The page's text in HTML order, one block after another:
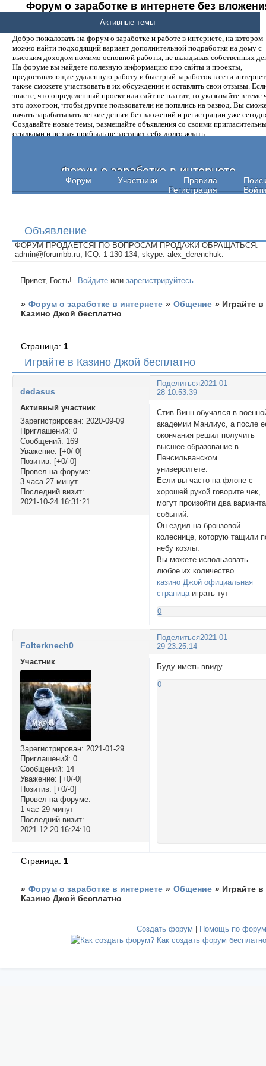
Форум о заработке в интернете без
денег.
Добро пожаловать на форум о заработке и работе в интернете, на котором
можно найти подходящий вариант дополнительной подработки на дому с
высоким доходом помимо основной работы, не вкладывая собственных
На форуме вы найдете полезную информацию про сайты и проекты,
предоставляющие удаленную работу и быстрый заработок в сети
также сможете участвовать в их обсуждении и оставлять свои отзывы.
знаете, что определенный проект или сайт не платит, то указывайте в теме
это лохотрон, чтобы другие пользователи не попались на развод. Вы
начать зарабатывать легкие деньги без вложений и регистрации уже
Создавайте новые темы, размещайте объявления со своими
ссылками и первая прибыль не заставит себя долго ждать.
Форум о заработке в интернете
Форум Участники Правила
Поиск
Регистрация
Войти
Активные темы
Объявление
ФОРУМ ПРОДАЕТСЯ! ПО ВОПРОСАМ ПРОДАЖИ ОБРАЩАТЬСЯ:
admin@forumbb.ru, ICQ: 1-130-134, skype: alex_derenchuk.
Привет, Гость! Войдите илизарегистрируйтесь
» Форум о заработке в интернете » Общение » Играйте в
Казино Джой бесплатно
Играйте в Казино Джой бесплатно
Страница: 1
Поделиться2021-01-
28 10:53:39
dedasus
Активный участник
Зарегистрирован: 2020-09-09
Приглашений: 0
Сообщений: 169
Уважение: [+0/-0]
Позитив: [+0/-0]
Провел на форуме:
3 часа 27 минут
Последний визит:
2021-10-24 16:31:21
Стив Винн обучался в
академии Манлиус, а после
окончания решил получить
высшее образование в
Пенсильванском
университете.
Если вы часто на флопе с
хорошей рукой говорите чек,
могут произойти два варианта
событий.
Он ездил на бронзовой
колеснице, которую тащили
небу козлы.
Вы можете использовать
любое их количество.
казино Джой официальная
страница играть тут
0
Поделиться2021-01-
29 23:25:14
Folterknech0
Участник
Зарегистрирован: 2021-01-29
Приглашений: 0
Сообщений: 14
Уважение: [+0/-0]
Позитив: [+0/-0]
Провел на форуме:
1 час 29 минут
Последний визит:
2021-12-20 16:24:10
Буду иметь ввиду.
0
Страница:1
» Форум о заработке в интернете » Общение » Играйте в
Казино Джой бесплатно
Создать форум | Помощь по